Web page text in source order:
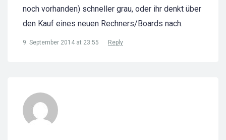
noch vorhanden) schneller grau, oder ihr denkt über
den Kauf eines neuen Rechners/Boards nach.
9. September 2014 at 23:55 Reply